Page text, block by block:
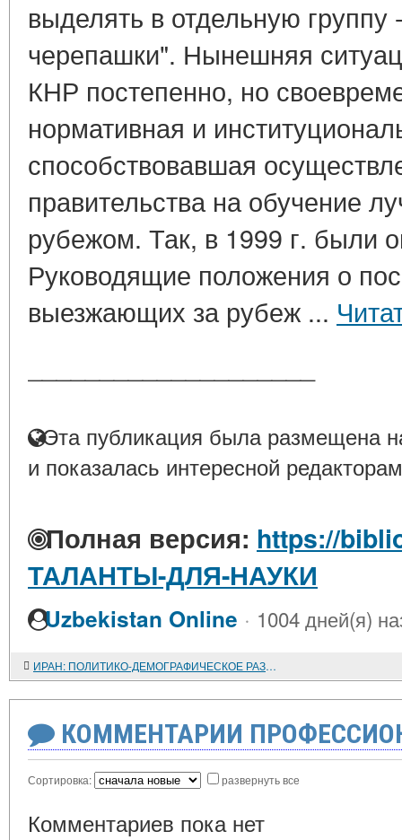
выделять в отдельную
черепашки". Нынешняя
КНР постепенно, но
нормативная и
способствовавшая
правительства на обучение
рубежом. Так, в 1999 г. были
Руководящие положения о
выезжающих за рубеж ...
Эта публикация была размещена
и показалась интересной
Полная версия: https://
ТАЛАНТЫ-ДЛЯ-НАУКИ
Uzbekistan Online · 1004 дней(я)
ИРАН: ПОЛИТИКО-ДЕМОГРАФИЧЕСКОЕ РАЗВИТИЕ КАК ФАКТОР СТАБИЛЬНОСТИ И ПОТРЯСЕНИЙ
КОММЕНТАРИИ
Сортировка: развернуть все
Комментариев пока нет